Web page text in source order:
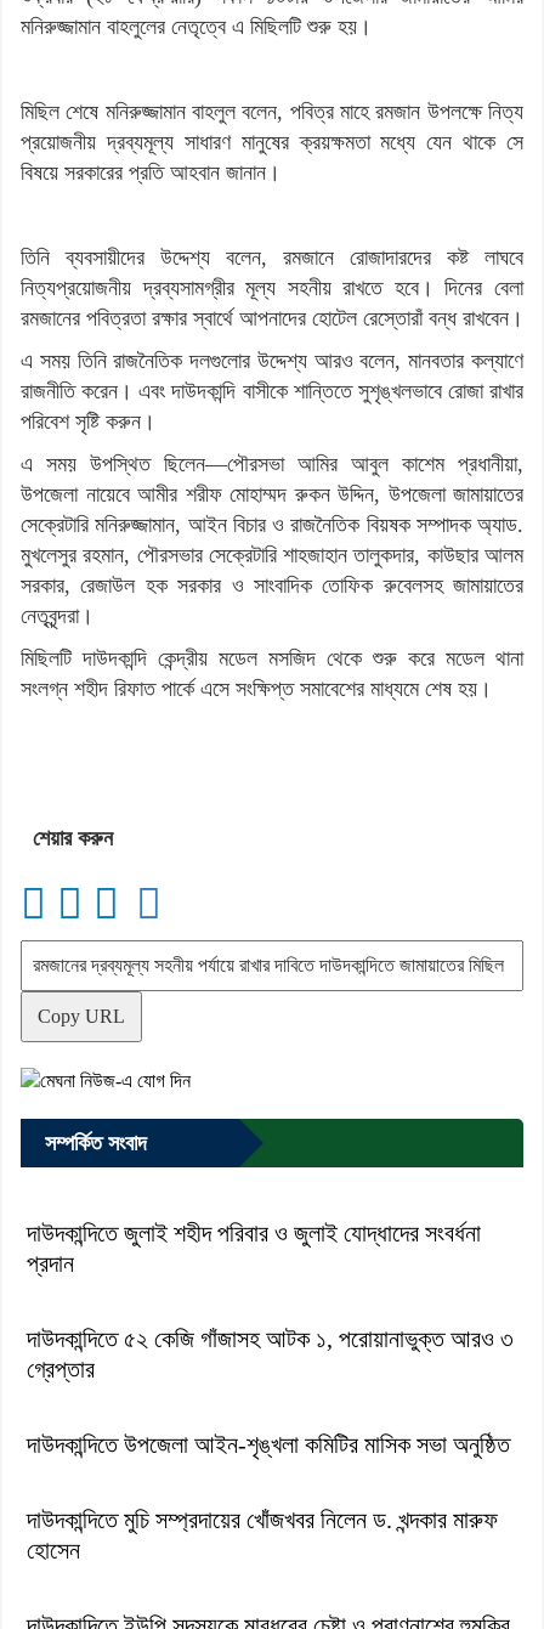
মনিরুজ্জামান বাহলুলের নেতৃত্বে এ মিছিলটি শুরু হয়।
মিছিল শেষে মনিরুজ্জামান বাহলুল বলেন, পবিত্র মাহে রমজান উপলক্ষে নিত্য
প্রয়োজনীয় দ্রব্যমূল্য সাধারণ মানুষের ক্রয়ক্ষমতা মধ্যে যেন থাকে সে
বিষয়ে সরকারের প্রতি আহবান জানান।
তিনি ব্যবসায়ীদের উদ্দেশ্য বলেন, রমজানে রোজাদারদের কষ্ট লাঘবে
নিত্যপ্রয়োজনীয় দ্রব্যসামগ্রীর মূল্য সহনীয় রাখতে হবে। দিনের বেলা
রমজানের পবিত্রতা রক্ষার স্বার্থে আপনাদের হোটেল রেস্তোরাঁ বন্ধ রাখবেন।
এ সময় তিনি রাজনৈতিক দলগুলোর উদ্দেশ্য আরও বলেন, মানবতার কল্যাণে
রাজনীতি করেন। এবং দাউদকান্দি বাসীকে শান্তিতে সুশৃঙ্খলভাবে রোজা রাখার
পরিবেশ সৃষ্টি করুন।
এ সময় উপস্থিত ছিলেন—পৌরসভা আমির আবুল কাশেম প্রধানীয়া,
উপজেলা নায়েবে আমীর শরীফ মোহাম্মদ রুকন উদ্দিন, উপজেলা জামায়াতের
সেক্রেটারি মনিরুজ্জামান, আইন বিচার ও রাজনৈতিক বিয়ষক সম্পাদক অ্যাড.
মুখলেসুর রহমান, পৌরসভার সেক্রেটারি শাহজাহান তালুকদার, কাউছার আলম
সরকার, রেজাউল হক সরকার ও সাংবাদিক তোফিক রুবেলসহ জামায়াতের
নেতৃবৃন্দরা।
মিছিলটি দাউদকান্দি কেন্দ্রীয় মডেল মসজিদ থেকে শুরু করে মডেল থানা
সংলগ্ন শহীদ রিফাত পার্কে এসে সংক্ষিপ্ত সমাবেশের মাধ্যমে শেষ হয়।
শেয়ার করুন
Copy URL
সম্পর্কিত সংবাদ
দাউদকান্দিতে জুলাই শহীদ পরিবার ও জুলাই যোদ্ধাদের সংবর্ধনা
প্রদান
দাউদকান্দিতে ৫২ কেজি গাঁজাসহ আটক ১, পরোয়ানাভুক্ত আরও ৩
গ্রেপ্তার
দাউদকান্দিতে উপজেলা আইন-শৃঙ্খলা কমিটির মাসিক সভা অনুষ্ঠিত
দাউদকান্দিতে মুচি সম্প্রদায়ের খোঁজখবর নিলেন ড. খন্দকার মারুফ
হোসেন